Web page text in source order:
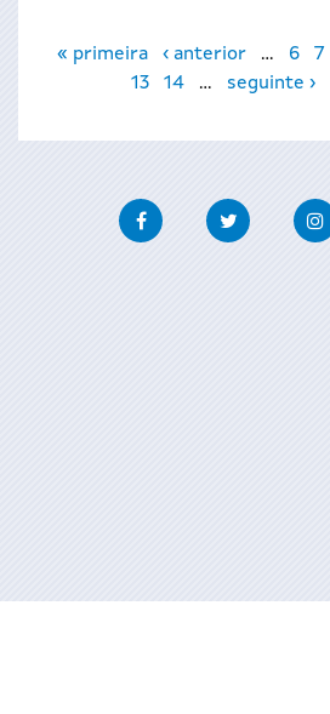
Páginas
« primeira ‹ anterior … 6 7
13
14 … seguinte ›
FacebookTwitter